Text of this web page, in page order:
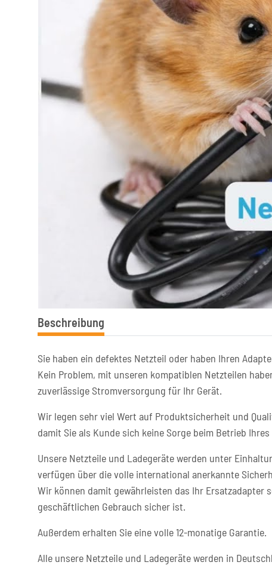
Beschreibung
Sie haben ein defektes Netzteil oder haben Ihren
Kein Problem, mit unseren kompatiblen Netzteilen
zuverlässige Stromversorgung für Ihr Gerät.
Wir legen sehr viel Wert auf Produktsicherheit und
damit Sie als Kunde sich keine Sorge beim Betrieb
Unsere Netzteile und Ladegeräte werden unter
verfügen über die volle international anerkannte
Wir können damit gewährleisten das Ihr Ersatzadapter
geschäftlichen Gebrauch sicher ist.
Außerdem erhalten Sie eine volle 12-monatige Garantie.
Alle unsere Netzteile und Ladegeräte werden in